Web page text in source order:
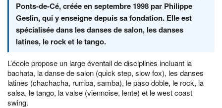
Ponts-de-Cé, créée en septembre 1998 par Philippe
Geslin, qui y enseigne depuis sa fondation. Elle est
spécialisée dans les danses de salon, les danses
latines, le rock et le tango.
L’école propose un large éventail de disciplines incluant la
bachata, la danse de salon (quick step, slow fox), les danses
latines (chachacha, rumba, samba), le paso doble, le rock, la
salsa, le tango, la valse (viennoise, lente) et le west coast
swing.